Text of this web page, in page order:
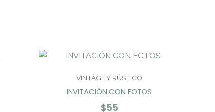
VINTAGE Y RÚSTICO
INVITACIÓN CON FOTOS
$55